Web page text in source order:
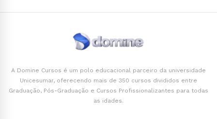
A Domine Cursos é um polo educacional parceiro da universidade
Unicesumar, oferecendo mais de 350 cursos divididos entre
Graduação, Pós-Graduação e Cursos Profissionalizantes para todas
as idades.